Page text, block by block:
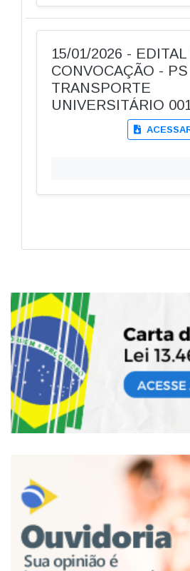
15/01/2026 - EDITAL
CONVOCAÇÃO - PS
TRANSPORTE
UNIVERSITÁRIO